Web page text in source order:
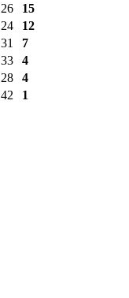
15
12
7
4
4
1